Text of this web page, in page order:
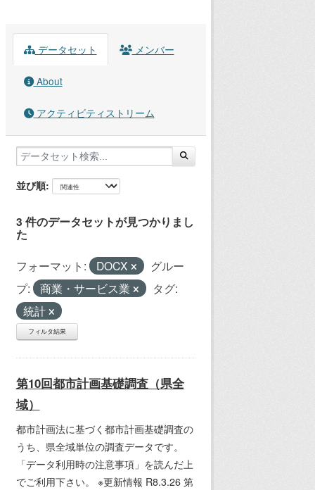
データセット メンバー
About
アクティビティストリーム
並び順
3 件のデータセットが見つかりまし
た
フォーマット: DOCX
グルー
プ:
商業・サービス業
タグ:
統計
フィルタ結果
第10回都市計画基礎調査（県全
域）
都市計画法に基づく都市計画基礎調査の
うち、県全域単位の調査データです。
「データ利用時の注意事項」を読んだ上
でご利用下さい。 ※更新情報 R8.3.26 第